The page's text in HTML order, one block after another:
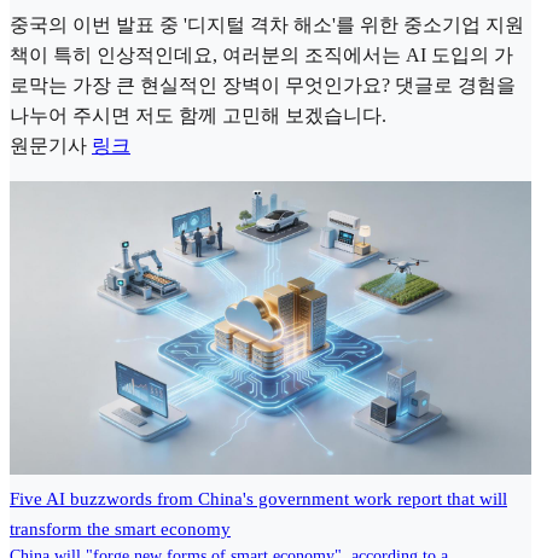
중국의 이번 발표 중 '디지털 격차 해소'를 위한 중소기업 지원
책이 특히 인상적인데요, 여러분의 조직에서는 AI 도입의 가
로막는 가장 큰 현실적인 장벽이 무엇인가요? 댓글로 경험을
나누어 주시면 저도 함께 고민해 보겠습니다.
원문기사 링크
Five AI buzzwords from China's government work report that will
transform the smart economy